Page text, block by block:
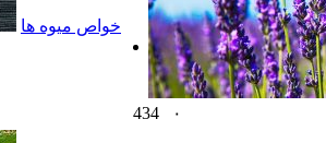
۰
خواص میوه ها